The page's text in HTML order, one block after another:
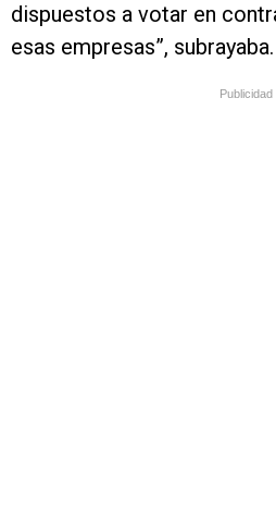
dispuestos a votar en
esas empresas”, subrayaba.
Publicidad